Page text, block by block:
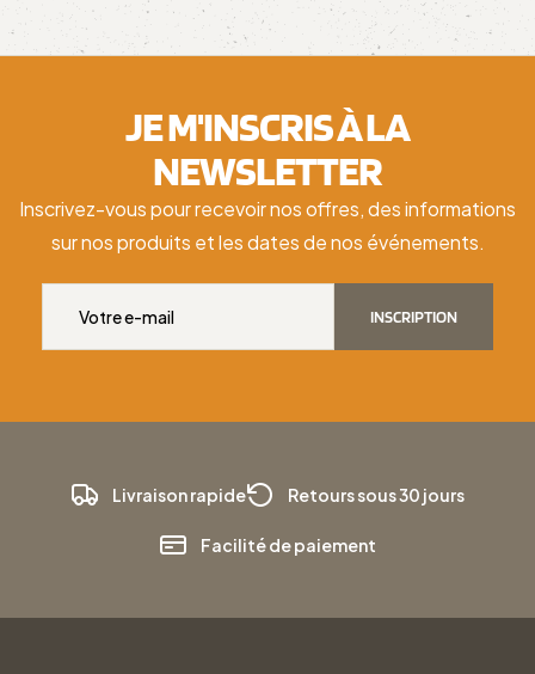
JE M'INSCRIS À LA
NEWSLETTER
Inscrivez-vous pour recevoir nos offres, des informations
sur nos produits et les dates de nos événements.
INSCRIPTION
Livraison rapide Retours sous 30 jours
Facilité de paiement